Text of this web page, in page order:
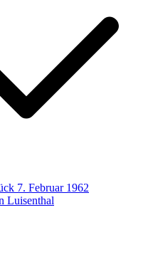
7. Februar 1962
Luisenthal